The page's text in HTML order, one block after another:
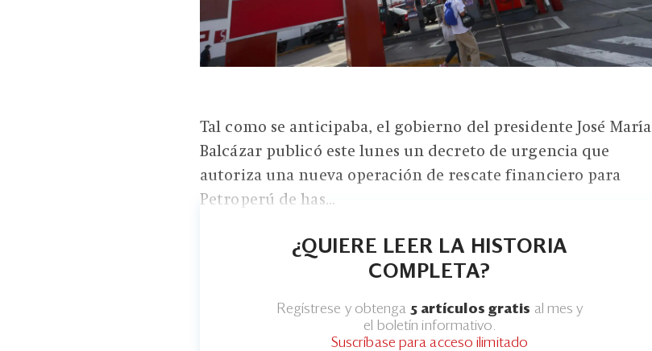
Tal como se anticipaba, el gobierno del presidente José María
Balcázar publicó este lunes un decreto de urgencia que
autoriza una nueva operación de rescate financiero para
Petroperú de has...
¿QUIERE LEER LA HISTORIA
COMPLETA?
Regístrese y obtenga 5 artículos gratis al mes y
el boletín informativo.
Suscríbase para acceso ilimitado